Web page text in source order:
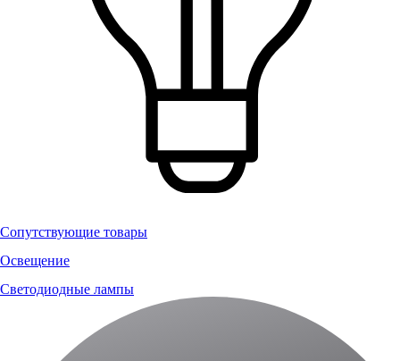
Сопутствующие товары
Освещение
Светодиодные лампы